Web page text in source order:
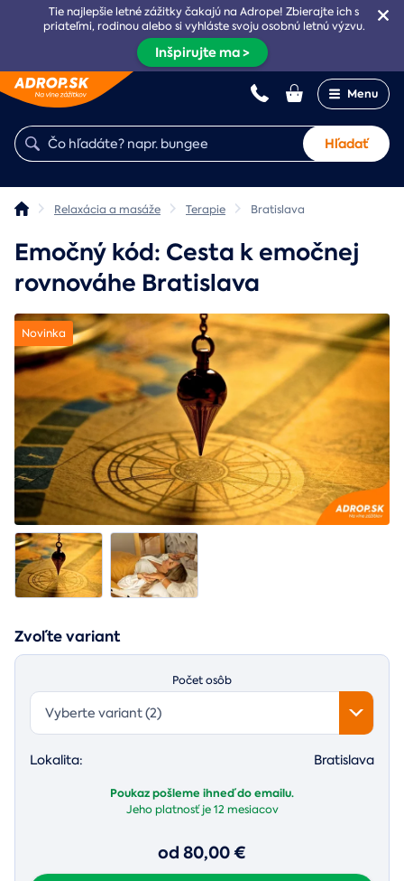
Tie najlepšie letné zážitky čakajú na Adrope! Zbierajte ich s
priateľmi, rodinou alebo si vyhláste svoju osobnú letnú výzvu.
Inšpirujte ma >
Menu
Hľadať
Relaxácia a masáže Terapie Bratislava
Emočný kód: Cesta k emočnej
rovnováhe Bratislava
Novinka
Zvoľte variant
Počet osôb
Vyberte variant (2)
Lokalita: Bratislava
Poukaz pošleme ihneď do emailu.
Jeho platnosť je12 mesiacov
od 80,00 €